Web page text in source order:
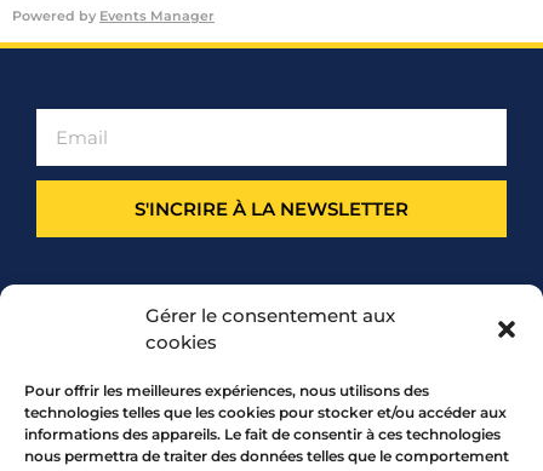
Gérer le consentement aux
cookies
Pour offrir les meilleures expériences, nous utilisons des
technologies telles que les cookies pour stocker et/ou accéder aux
informations des appareils. Le fait de consentir à ces technologies
nous permettra de traiter des données telles que le comportement
Powered by Events Manager
S'INCRIRE À LA NEWSLETTER